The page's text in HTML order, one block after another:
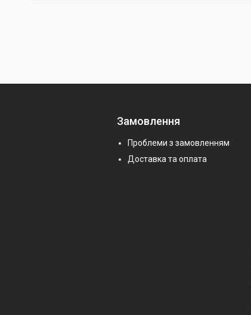
Замовлення
Проблеми з замовленням
Доставка та оплата